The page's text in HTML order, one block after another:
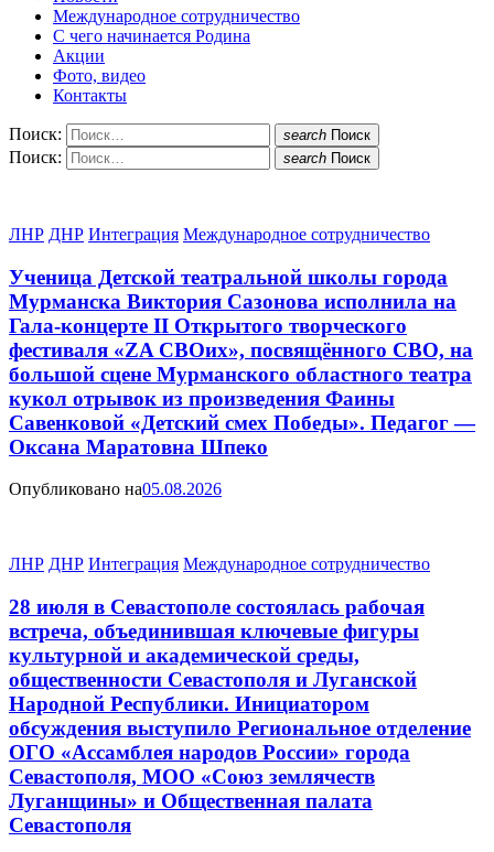
Международное сотрудничество
С чего начинается Родина
Акции
Фото, видео
Контакты
Поиск: search Поиск
Поиск: search Поиск
ЛНР ДНР Интеграция Международное сотрудничество
Ученица Детской театральной школы города
Мурманска Виктория Сазонова исполнила на
Гала-концерте II Открытого творческого
фестиваля «ZA СВОих», посвящённого СВО, на
большой сцене Мурманского областного театра
кукол отрывок из произведения Фаины
Савенковой «Детский смех Победы». Педагог —
Оксана Маратовна Шпеко
Опубликовано на05.08.2026
ЛНР ДНР Интеграция Международное сотрудничество
28 июля в Севастополе состоялась рабочая
встреча, объединившая ключевые фигуры
культурной и академической среды,
общественности Севастополя и Луганской
Народной Республики. Инициатором
обсуждения выступило Региональное отделение
ОГО «Ассамблея народов России» города
Севастополя, МОО «Союз землячеств
Луганщины» и Общественная палата
Севастополя